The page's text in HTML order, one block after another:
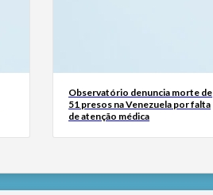
Observatório denuncia morte de
51 presos na Venezuela por falta
de atenção médica